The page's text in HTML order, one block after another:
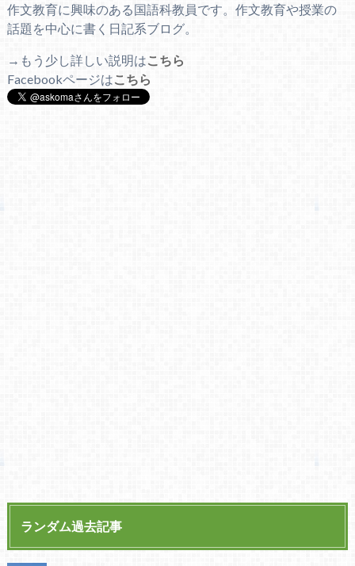
作文教育に興味のある国語科教員です。作文教育や授業の
話題を中心に書く日記系ブログ。
→もう少し詳しい説明はこちら
Facebookページはこちら
ランダム過去記事